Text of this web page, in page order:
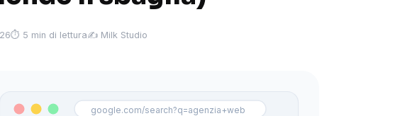
⏱ 5 min di lettura✍️ Milk Studio
google.com/search?q=agenzia+web